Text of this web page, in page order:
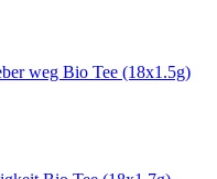
weg Bio Tee (18x1.5g)